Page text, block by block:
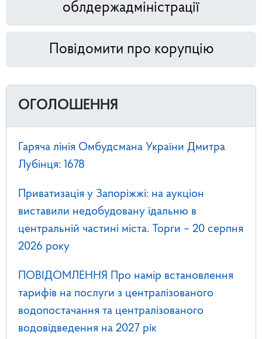
облдержадміністрації
Повідомити про корупцію
ОГОЛОШЕННЯ
Гаряча лінія Омбудсмана України Дмитра
Лубінця: 1678
Приватизація у Запоріжжі: на аукціон
виставили недобудовану їдальню в
центральній частині міста. Торги – 20 серпня
2026 року
ПОВІДОМЛЕННЯ Про намір встановлення
тарифів на послуги з централізованого
водопостачання та централізованого
водовідведення на 2027 рік